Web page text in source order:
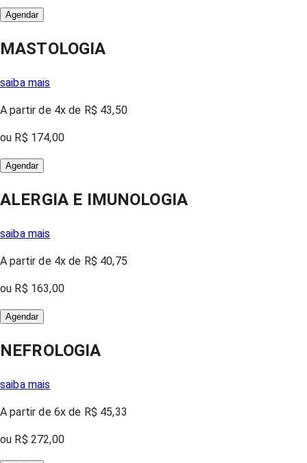
Agendar
MASTOLOGIA
saiba mais
A partir de 4x de R$ 43,50
ou R$ 174,00
Agendar
ALERGIA E IMUNOLOGIA
saiba mais
A partir de 4x de R$ 40,75
ou R$ 163,00
Agendar
NEFROLOGIA
saiba mais
A partir de 6x de R$ 45,33
ou R$ 272,00